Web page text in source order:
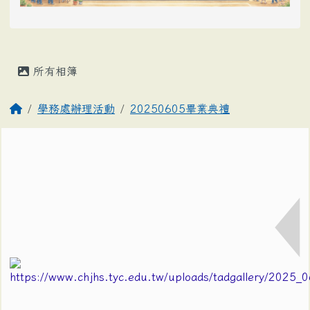
所有相簿
學務處辦理活動 20250605畢業典禮